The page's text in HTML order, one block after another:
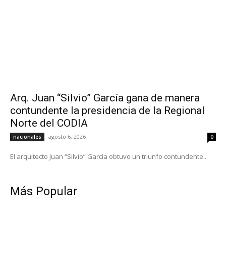
Arq. Juan “Silvio” García gana de manera
contundente la presidencia de la Regional
Norte del CODIA
nacionales agosto 6, 2026 0
El arquitecto Juan “Silvio” García obtuvo un triunfo contundente...
Más Popular